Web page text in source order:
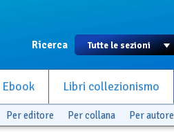
Ricerca
Ebook Libri collezionismo
Per editore Per collana Per autore